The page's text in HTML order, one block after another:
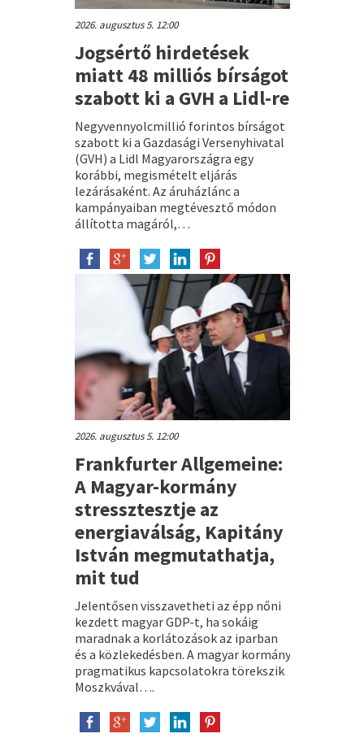
2026. augusztus 5. 12:00
Jogsértő hirdetések
miatt 48 milliós bírságot
szabott ki a GVH a Lidl-re
Negyvennyolcmillió forintos bírságot
szabott ki a Gazdasági Versenyhivatal
(GVH) a Lidl Magyarországra egy
korábbi, megismételt eljárás
lezárásaként. Az áruházlánc a
kampányaiban megtévesztő módon
állította magáról,…
2026. augusztus 5. 12:00
Frankfurter Allgemeine:
A Magyar-kormány
stressztesztje az
energiaválság, Kapitány
István megmutathatja,
mit tud
Jelentősen visszavetheti az épp nőni
kezdett magyar GDP-t, ha sokáig
maradnak a korlátozások az iparban
és a közlekedésben. A magyar kormány
pragmatikus kapcsolatokra törekszik
Moszkvával….